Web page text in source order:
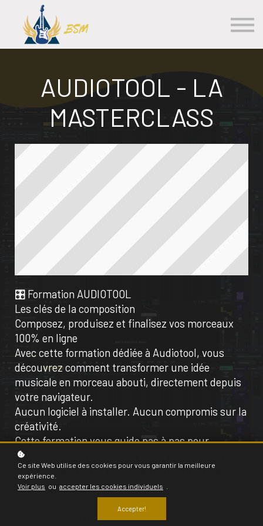
Se Connecter
AUDIOTOOL - LA
MASTERCLASS
🎛️ Formation AUDIOTOOL
Les clés de la composition
Composez, produisez et finalisez vos morceaux
100% en ligne
Avec cette formation dédiée à Audiotool, vous
découvrez comment transformer une idée
musicale en morceau abouti, directement depuis
votre navigateur.
Aucun logiciel à installer. Aucun compromis sur la
créativité.
Cette formation vous guide pas à pas pour
maîtriser les fondamentaux de la composition
moderne, tout en exploitant la puissance du
studio virtuel modulaire d’Audiotool.
🚀 Pourquoi cette formation est différente ?
Ce site Web utilise des cookies pour vous garantir la meilleure
expérience.
Voir plus ou accepter les cookies individuels
Accepter!